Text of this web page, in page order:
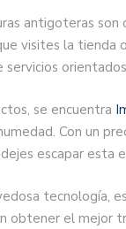
antigoteras son
visites la tienda
se encuentra
Con un
escapar esta
tecnología,
obtener el mejor